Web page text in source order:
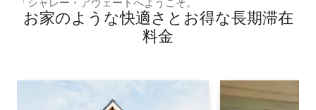
お家のような快⁠適⁠さ⁠とお⁠得⁠な長⁠期⁠滞⁠在
料⁠金